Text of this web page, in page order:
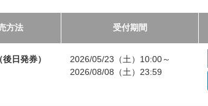
方法 受付期間
日発券）
2026/05/23（土）10:00～
2026/08/08（土）23:59